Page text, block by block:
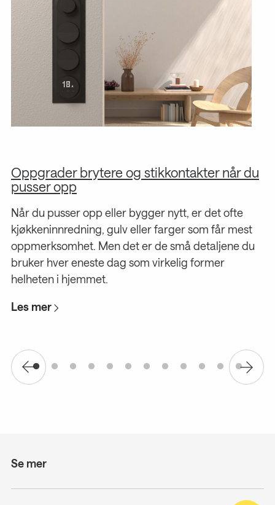
Oppgrader brytere og stikkontakter når du
pusser opp
Når du pusser opp eller bygger nytt, er det ofte
kjøkkeninnredning, gulv eller farger som får mest
oppmerksomhet. Men det er de små detaljene du
bruker hver eneste dag som virkelig former
helheten i hjemmet.
Les mer
Se mer